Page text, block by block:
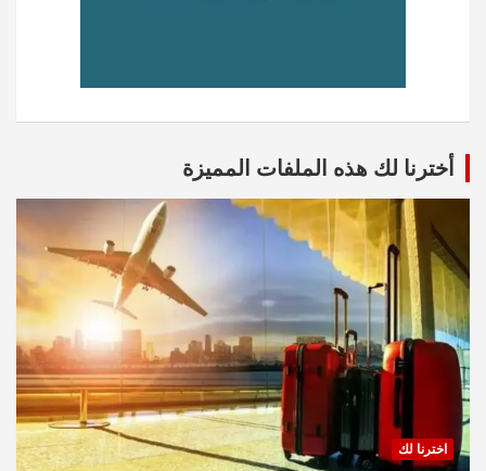
أخترنا لك هذه الملفات المميزة
اخترنا لك